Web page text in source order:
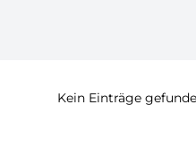
Kein Einträge